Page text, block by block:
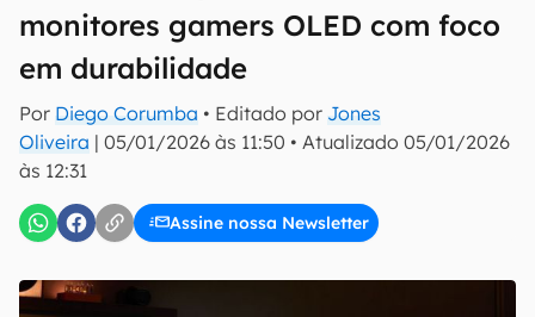
monitores gamers OLED com foco
em durabilidade
Por Diego Corumba • Editado por Jones
Oliveira | 05/01/2026 às 11:50 • Atualizado 05/01/2026
às 12:31
Assine nossa Newsletter
E-mail
inscreva-se
Uso e Política de Privacidade do Canaltech.